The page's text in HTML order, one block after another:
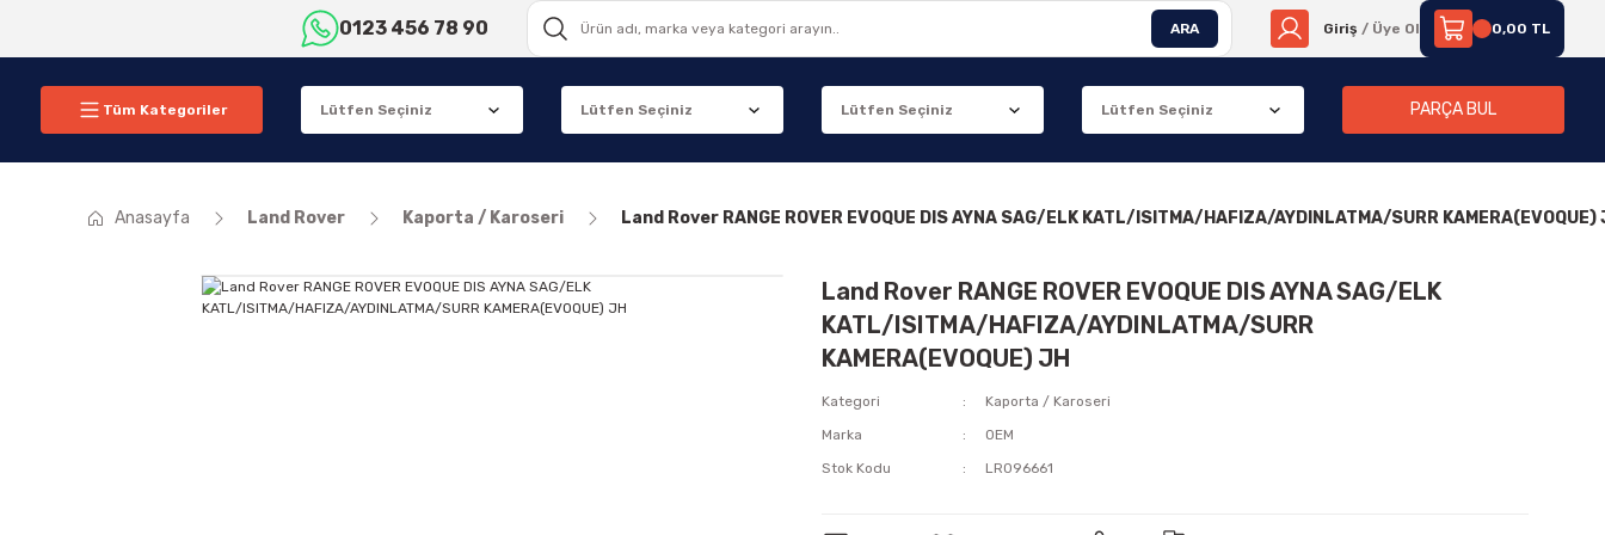
0123 456 78 90 ARA Giriş / Üye Ol 0,00 TL
Tüm Kategoriler PARÇA BUL
Anasayfa Land Rover Kaporta / Karoseri Land Rover RANGE ROVER EVOQUE DIS AYNA SAG/ELK KATL/ISITMA/HAFIZA/AYDINLATMA/SURR KAMERA(EVOQUE)
Land Rover RANGE ROVER EVOQUE DIS AYNA SAG/ELK
KATL/ISITMA/HAFIZA/AYDINLATMA/SURR
KAMERA(EVOQUE) JH
Kategori
Kaporta / Karoseri
Marka
OEM
Stok Kodu
LR096661